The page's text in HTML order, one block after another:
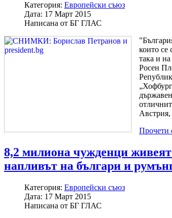
Категория: Европейски съюз
Дата: 17 Март 2015
Написана от БГ ГЛАС
които се
така и
Росен
Австрия,
Прочети
8,2 милиона чужденци
напливът на българи и
Категория: Европейски съюз
Дата: 17 Март 2015
Написана от БГ ГЛАС